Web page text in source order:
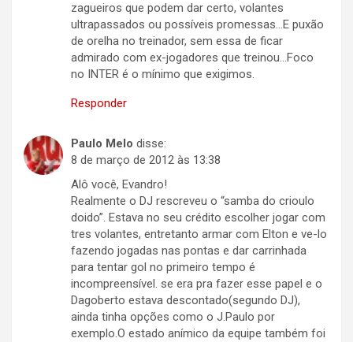
zagueiros que podem dar certo, volantes
ultrapassados ou possíveis promessas…E puxão
de orelha no treinador, sem essa de ficar
admirado com ex-jogadores que treinou…Foco
no INTER é o mínimo que exigimos.
Responder
Paulo Melo disse:
8 de março de 2012 às 13:38
Alô você, Evandro!
Realmente o DJ rescreveu o “samba do crioulo
doido”. Estava no seu crédito escolher jogar com
tres volantes, entretanto armar com Elton e ve-lo
fazendo jogadas nas pontas e dar carrinhada
para tentar gol no primeiro tempo é
incompreensível. se era pra fazer esse papel e o
Dagoberto estava descontado(segundo DJ),
ainda tinha opções como o J.Paulo por
exemplo.O estado anímico da equipe também foi